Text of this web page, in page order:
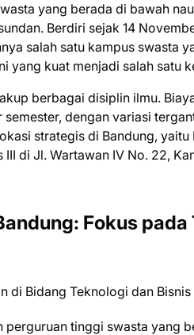
yang berada di bawah
Berdiri sejak 14
salah satu kampus swasta
yang kuat menjadi salah satu
berbagai disiplin ilmu.
dengan variasi
strategis di Bandung,
di Jl. Wartawan IV No. 22,
Fokus
tinggi swasta yang